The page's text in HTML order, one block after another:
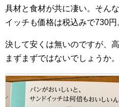
具材と食材が共に凄い。そん
イッチも価格は税込みで730円
決して安くは無いのですが、
まずまずではないでしょうか。